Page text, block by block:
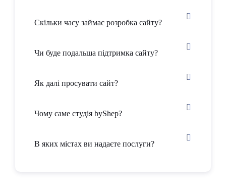
Скільки часу займає розробка сайту?
Чи буде подальша підтримка сайту?
Як далі просувати сайт?
Чому саме студія byShep?
В яких містах ви надаєте послуги?